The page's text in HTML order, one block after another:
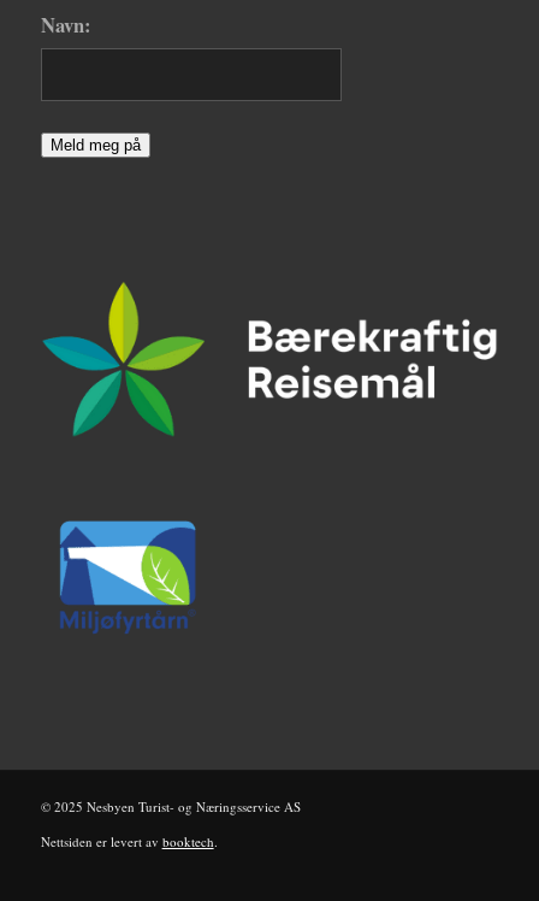
Navn:
Meld meg på
© 2025 Nesbyen Turist- og Næringsservice AS
Nettsiden er levert av booktech.